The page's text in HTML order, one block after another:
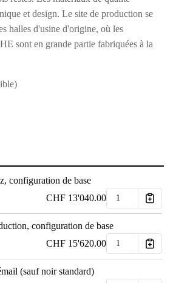
et design. Le site de production se
halles d'usine d'origine, où les
sont en grande partie fabriquées à la
configuration de base
CHF 13'040.00
configuration de base
CHF 15'620.00
(sauf noir standard)